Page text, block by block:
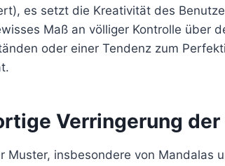
es setzt die Kreativität des
Maß an völliger Kontrolle über
oder einer Tendenz zum
Verringerung
Muster, insbesondere von Mandalas